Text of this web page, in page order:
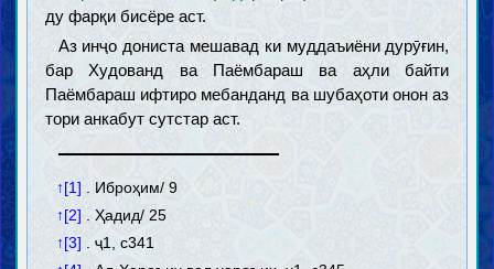
ду фарқи бисёре аст.
Аз инҷо дониста мешавад ки муддаъиёни дурӯғин,
бар Худованд ва Паёмбараш ва аҳли байти
Паёмбараш ифтиро мебанданд ва шубаҳоти онон аз
тори анкабут сутстар аст.
↑[1] . Иброҳим/ 9
↑[2] . Ҳадид/ 25
↑[3] . ҷ1, с341